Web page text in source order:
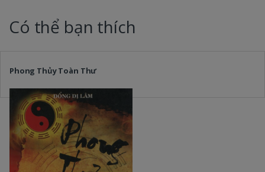
Có thể bạn thích
Phong Thủy Toàn Thư